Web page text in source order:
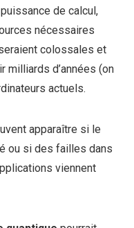
de calcul,
nécessaires
colossales et
milliards d’années (on
actuels.
apparaître si le
ou si des failles dans
viennent